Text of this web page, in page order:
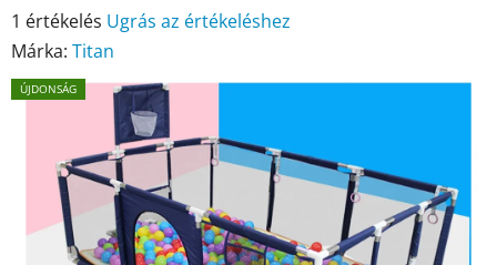
A
termék
átlagos
csillag.
1 értékelés Ugrás az értékeléshez
Márka: Titan
ÚJDONSÁG